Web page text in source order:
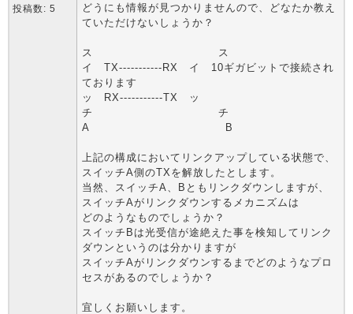
投稿数: 5
どうにも情報が見つかりませんので、どなたか教え
ていただけないしょうか？
ス ス
イ TX-----------RX イ 10ギガビットで接続され
ております
ッ RX-----------TX ッ
チ チ
A B
上記の構成においてリンクアップしている状態で、
スイッチA側のTXを解放したとします。
当然、スイッチA、Bともリンクダウンしますが、
スイッチAがリンクダウンするメカニズムは
どのようなものでしょうか？
スイッチBは光受信が途絶えた事を検知してリンク
ダウンというのは分かりますが
スイッチAがリンクダウンするまでどのようなプロ
セスがあるのでしょうか？
宜しくお願いします。